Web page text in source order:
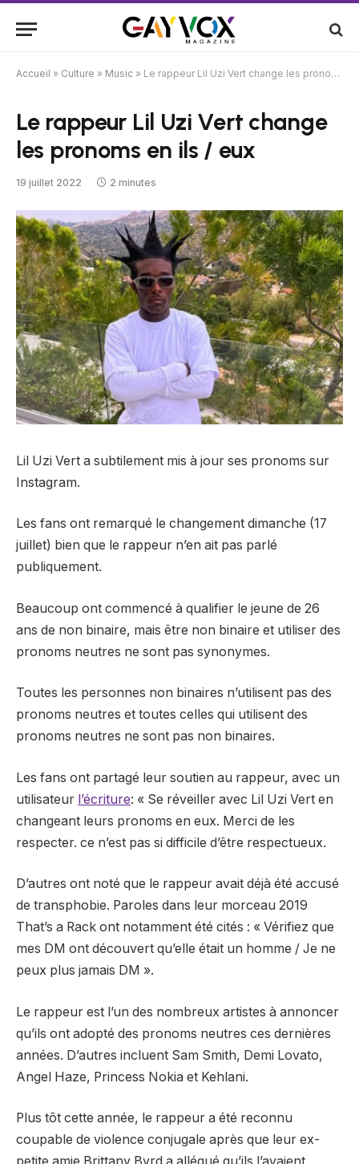
Accueil » Culture » Music » Le rappeur Lil Uzi Vert change les pronoms en ils / eux
Le rappeur Lil Uzi Vert change
les pronoms en ils / eux
19 juillet 2022 2 minutes
Lil Uzi Vert a subtilement mis à jour ses pronoms sur
Instagram.
Les fans ont remarqué le changement dimanche (17
juillet) bien que le rappeur n’en ait pas parlé
publiquement.
Beaucoup ont commencé à qualifier le jeune de 26
ans de non binaire, mais être non binaire et utiliser des
pronoms neutres ne sont pas synonymes.
Toutes les personnes non binaires n’utilisent pas des
pronoms neutres et toutes celles qui utilisent des
pronoms neutres ne sont pas non binaires.
Les fans ont partagé leur soutien au rappeur, avec un
utilisateur l’écriture: « Se réveiller avec Lil Uzi Vert en
changeant leurs pronoms en eux. Merci de les
respecter. ce n’est pas si difficile d’être respectueux.
D’autres ont noté que le rappeur avait déjà été accusé
de transphobie. Paroles dans leur morceau 2019
That’s a Rack ont ​​notamment été cités : « Vérifiez que
mes DM ont découvert qu’elle était un homme / Je ne
peux plus jamais DM ».
Le rappeur est l’un des nombreux artistes à annoncer
qu’ils ont adopté des pronoms neutres ces dernières
années. D’autres incluent Sam Smith, Demi Lovato,
Angel Haze, Princess Nokia et Kehlani.
Plus tôt cette année, le rappeur a été reconnu
coupable de violence conjugale après que leur ex-